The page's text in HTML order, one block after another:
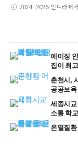
ⓒ 2024–2026 인트라매
에이징
집이 최
춘천시,
공공보
세종시
소통 학
온열질